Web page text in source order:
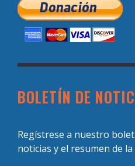
BOLETÍN DE
Regístrese a nuestro
noticias y el resumen de la